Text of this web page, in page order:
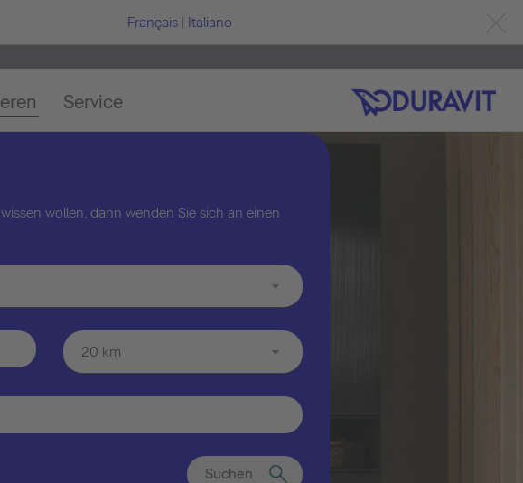
Français | Italiano
Service
wollen, dann wenden Sie sich an einen
20 km
Suchen